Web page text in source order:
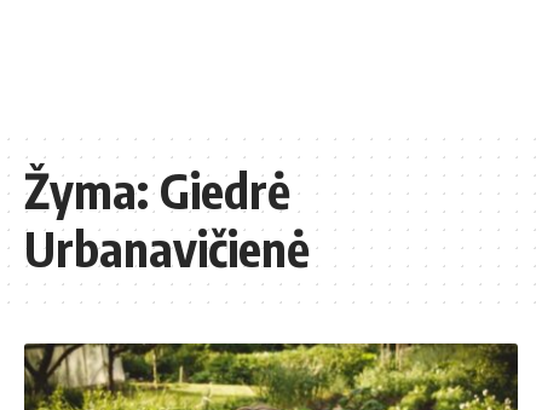
Žyma:Giedrė
Urbanavičienė